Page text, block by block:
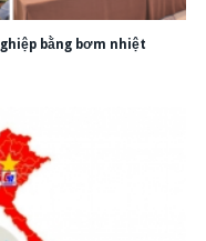
bằng bơm nhiệt